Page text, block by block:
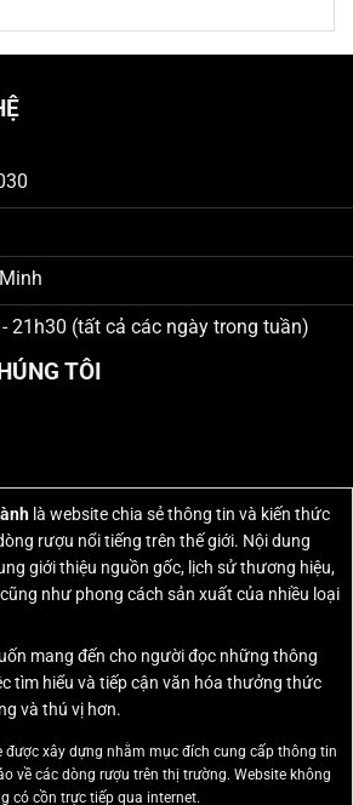
ngựa thuỷ tinh Raynand
rượu ngựa Pháp
lựa chọn hàng đầu
Ngọ 2026?
Tết ngày càng đa dạng,rượu ngựa
định được vị thế riêng biệt nhờ
21h30 (tất cả các ngày trong tuần)
TÔI
là website chia sẻ thông tin và kiến thức
rượu nổi tiếng trên thế giới. Nội dung
giới thiệu nguồn gốc, lịch sử thương hiệu,
như phong cách sản xuất của nhiều loại
mang đến cho người đọc những thông
tìm hiểu và tiếp cận văn hóa thưởng thức
và thú vị hơn.
được xây dựng nhằm mục đích cung cấp thông tin
về các dòng rượu trên thị trường. Website không
có cồn trực tiếp qua internet.